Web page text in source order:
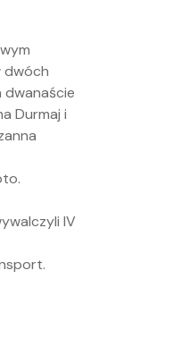
dwóch
dwanaście
Durmaj i
IV